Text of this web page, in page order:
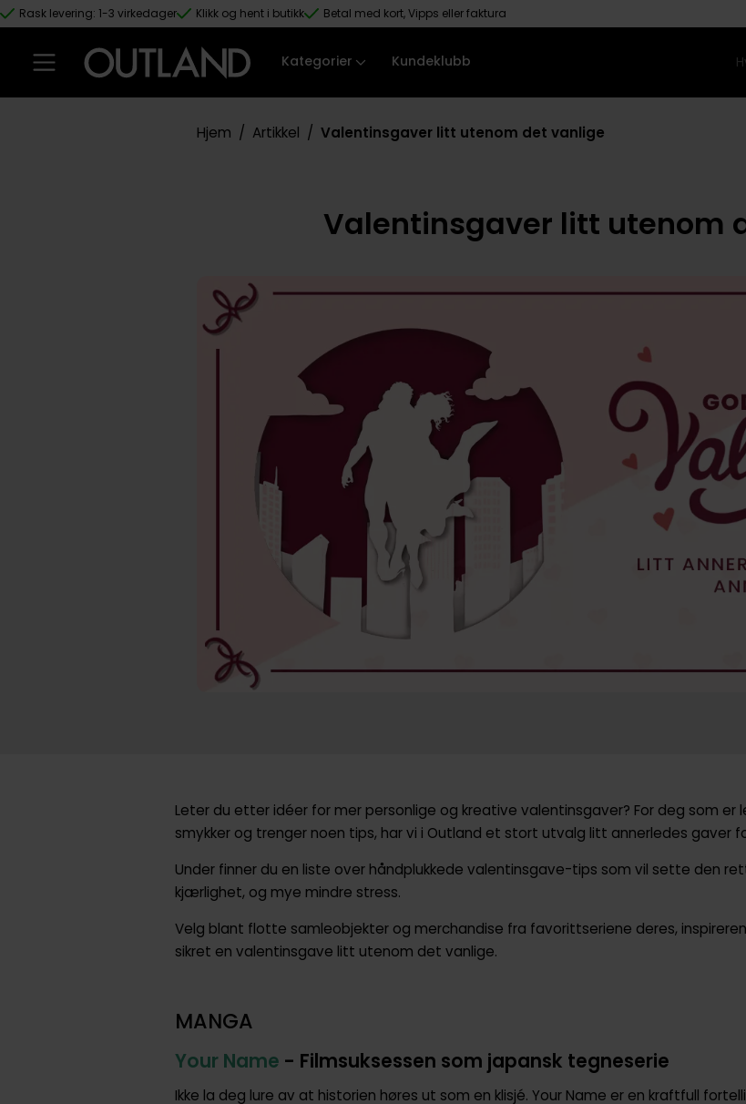
Hopp til hovedinnhold
Rask levering: 1-3 virkedager Klikk og hent i butikk Betal med kort, Vipps eller faktura
Kategorier Kundeklubb
Hjem / Artikkel / Valentinsgaver litt utenom det vanlige
Valentinsgaver litt utenom
Leter du etter idéer for mer personlige og kreative valentinsgaver? For deg som
smykker og trenger noen tips, har vi i Outland et stort utvalg litt annerledes gaver
Under finner du en liste over håndplukkede valentinsgave-tips som vil sette den
kjærlighet, og mye mindre stress.
Velg blant flotte samleobjekter og merchandise fra favorittseriene deres,
sikret en valentinsgave litt utenom det vanlige.
MANGA
Your Name - Filmsuksessen som japansk tegneserie
Ikke la deg lure av at historien høres ut som en klisjé. Your Name er en kraftfull